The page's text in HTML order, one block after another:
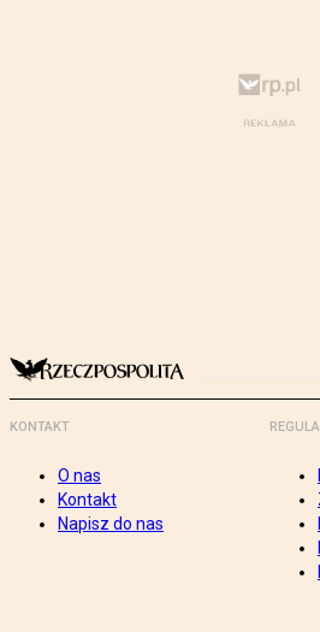
KONTAKT
O nas
Kontakt
Napisz do nas